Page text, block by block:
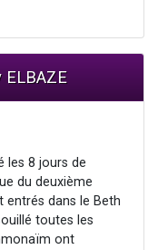
les 8 jours de
du deuxième
entrés dans le Beth
toutes les
ont